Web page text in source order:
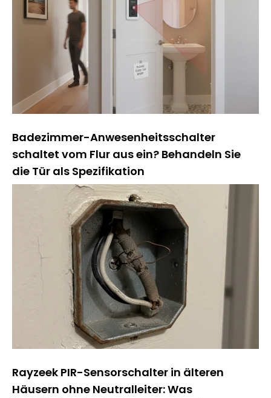
Badezimmer-Anwesenheitsschalter
schaltet vom Flur aus ein? Behandeln Sie
die Tür als Spezifikation
Rayzeek PIR-Sensorschalter in älteren
Häusern ohne Neutralleiter: Was